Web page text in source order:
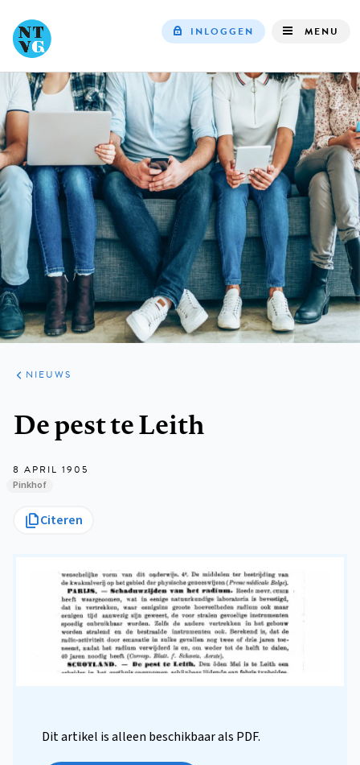
navigation
INLOGGEN MENU
ARTIKELEN
HET
KORT
NIEUWS
De pest te Leith
8 APRIL 1905
Pinkhof
Citeren
Dit artikel is alleen beschikbaar als PDF.